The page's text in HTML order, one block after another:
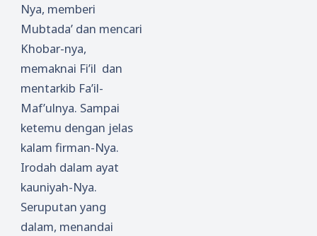
Nya, memberi
Mubtada’ dan mencari
Khobar-nya,
memaknai Fi’il dan
mentarkib Fa’il-
Maf’ulnya. Sampai
ketemu dengan jelas
kalam firman-Nya.
Irodah dalam ayat
kauniyah-Nya.
Seruputan yang
dalam, menandai